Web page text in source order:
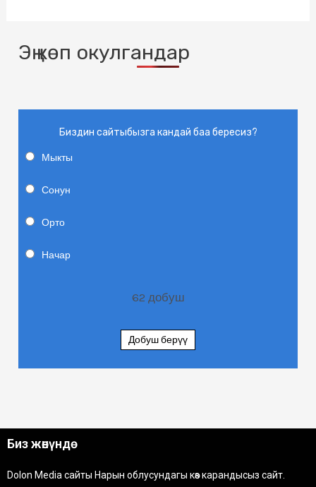
Эң көп окулгандар
Биздин сайтыбызга кандай баа бересиз?
Мыкты
Сонун
Орто
Начар
62 добуш
Добуш берүү
Биз жөнүндө
Dolon Media сайты Нарын облусундагы көз карандысыз сайт.